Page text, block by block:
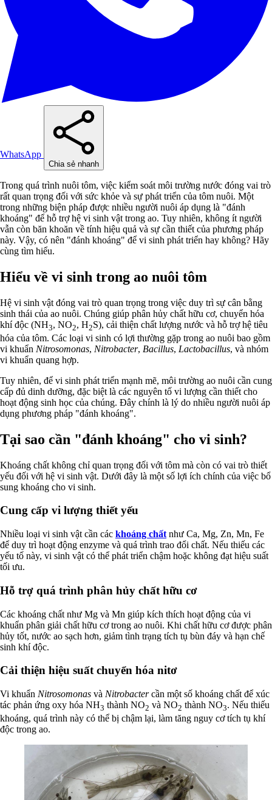
WhatsApp
Chia sẻ nhanh
Trong quá trình nuôi tôm, việc kiểm soát môi trường nước đóng vai trò
rất quan trọng đối với sức khỏe và sự phát triển của tôm nuôi. Một
trong những biện pháp được nhiều người nuôi áp dụng là "đánh
khoáng" để hỗ trợ hệ vi sinh vật trong ao. Tuy nhiên, không ít người
vẫn còn băn khoăn về tính hiệu quả và sự cần thiết của phương pháp
này. Vậy, có nên "đánh khoáng" để vi sinh phát triển hay không? Hãy
cùng tìm hiểu.
Hiểu về vi sinh trong ao nuôi tôm
Hệ vi sinh vật đóng vai trò quan trọng trong việc duy trì sự cân bằng
sinh thái của ao nuôi. Chúng giúp phân hủy chất hữu cơ, chuyển hóa
khí độc (NH3, NO2, H2S), cải thiện chất lượng nước và hỗ trợ hệ tiêu
hóa của tôm. Các loại vi sinh có lợi thường gặp trong ao nuôi bao gồm
vi khuẩn Nitrosomonas, Nitrobacter, Bacillus, Lactobacillus, và nhóm
vi khuẩn quang hợp.
Tuy nhiên, để vi sinh phát triển mạnh mẽ, môi trường ao nuôi cần cung
cấp đủ dinh dưỡng, đặc biệt là các nguyên tố vi lượng cần thiết cho
hoạt động sinh học của chúng. Đây chính là lý do nhiều người nuôi áp
dụng phương pháp "đánh khoáng".
Tại sao cần "đánh khoáng" cho vi sinh?
Khoáng chất không chỉ quan trọng đối với tôm mà còn có vai trò thiết
yếu đối với hệ vi sinh vật. Dưới đây là một số lợi ích chính của việc bổ
sung khoáng cho vi sinh.
Cung cấp vi lượng thiết yếu
Nhiều loại vi sinh vật cần các khoáng chất như Ca, Mg, Zn, Mn, Fe
để duy trì hoạt động enzyme và quá trình trao đổi chất. Nếu thiếu các
yếu tố này, vi sinh vật có thể phát triển chậm hoặc không đạt hiệu suất
tối ưu.
Hỗ trợ quá trình phân hủy chất hữu cơ
Các khoáng chất như Mg và Mn giúp kích thích hoạt động của vi
khuẩn phân giải chất hữu cơ trong ao nuôi. Khi chất hữu cơ được phân
hủy tốt, nước ao sạch hơn, giảm tình trạng tích tụ bùn đáy và hạn chế
sinh khí độc.
Cải thiện hiệu suất chuyển hóa nitơ
Vi khuẩn Nitrosomonas và Nitrobactercần một số khoáng chất để xúc
tác phản ứng oxy hóa NH3 thành NO2 và NO2 thành NO3. Nếu thiếu
khoáng, quá trình này có thể bị chậm lại, làm tăng nguy cơ tích tụ khí
độc trong ao.